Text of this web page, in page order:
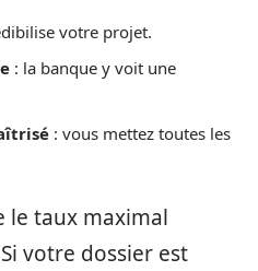
votre projet.
: la banque y voit une
: vous mettez toutes les
le taux maximal
votre dossier est